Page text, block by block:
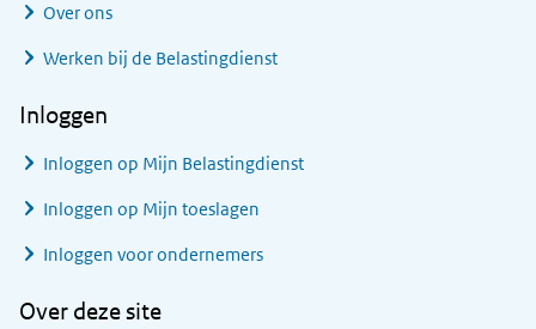
Over ons
Werken bij de Belastingdienst
Inloggen
Inloggen op Mijn Belastingdienst
Inloggen op Mijn toeslagen
Inloggen voor ondernemers
Over deze site